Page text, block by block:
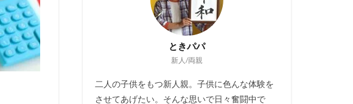
ときパパ
新人/両親
二人の子供をもつ新人親。子供に色んな体験を
させてあげたい。そんな思いで日々奮闘中で